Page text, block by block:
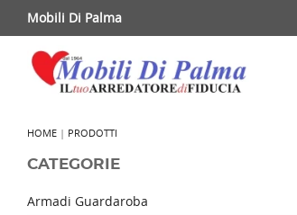
Mobili Di Palma
HOME | PRODOTTI
CATEGORIE
Armadi Guardaroba